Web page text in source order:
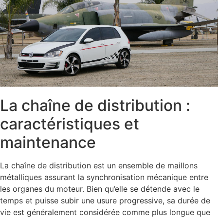
La chaîne de distribution :
caractéristiques et
maintenance
La chaîne de distribution est un ensemble de maillons
métalliques assurant la synchronisation mécanique entre
les organes du moteur. Bien qu’elle se détende avec le
temps et puisse subir une usure progressive, sa durée de
vie est généralement considérée comme plus longue que